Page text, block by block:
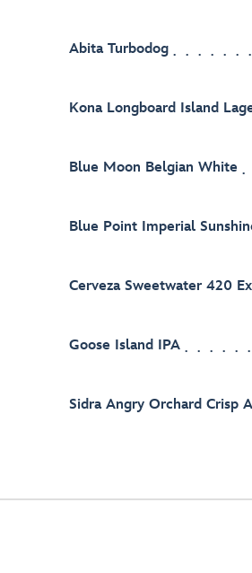
Abita Turbodog
Kona Longboard Island
Blue Moon Belgian White
Blue Point Imperial
Cerveza Sweetwater 420
Goose Island IPA
Sidra Angry Orchard Crisp